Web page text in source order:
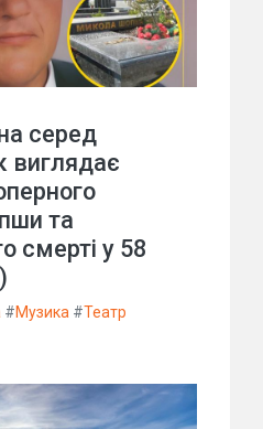
серед
виглядає
та
смерті у 58
#Музика #Театр